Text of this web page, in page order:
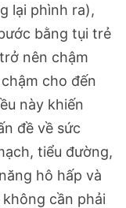
lại phình ra),
bằng tụi trẻ
nên chậm
cho đến
này khiến
đề về sức
tiểu đường,
hô hấp và
cần phải